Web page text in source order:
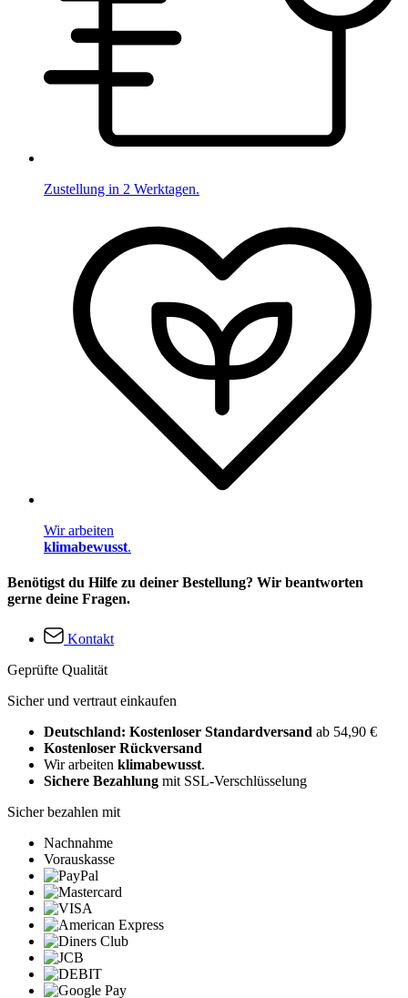
Zustellung in 2 Werktagen.
Wir arbeiten
klimabewusst.
Benötigst du Hilfe zu deiner Bestellung? Wir beantworten
gerne deine Fragen.
Kontakt
Geprüfte Qualität
Sicher und vertraut einkaufen
Deutschland: Kostenloser Standardversand ab 54,90 €
Kostenloser Rückversand
Wir arbeiten klimabewusst.
Sichere Bezahlung mit SSL-Verschlüsselung
Sicher bezahlen mit
Nachnahme
Vorauskasse